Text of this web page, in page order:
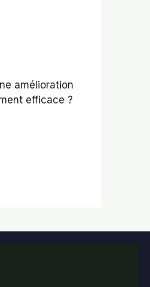
amélioration
efficace ?